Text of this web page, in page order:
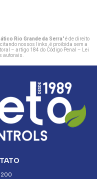
Rio Grande da Serra" é de direito
nossos links, é proibida sem a
– artigo 184 do Código Penal – Lei
autorais.